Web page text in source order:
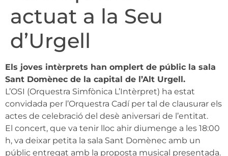
actuat a la Seu
d’Urgell
Els joves intèrprets han omplert de públic la sala
Sant Domènec de la capital de l’Alt Urgell.
L’OSI (Orquestra Simfònica L’Intèrpret) ha estat
convidada per l’Orquestra Cadí per tal de clausurar els
actes de celebració del desè aniversari de l’entitat.
El concert, que va tenir lloc ahir diumenge a les 18:00
h, va deixar petita la sala Sant Domènec amb un
públic entregat amb la proposta musical presentada.